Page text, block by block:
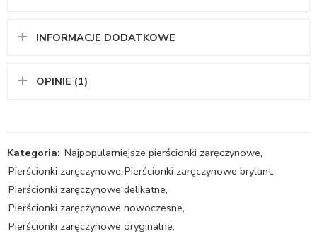
INFORMACJE DODATKOWE
OPINIE (1)
Kategoria: Najpopularniejsze pierścionki zaręczynowe,
Pierścionki zaręczynowe,Pierścionki zaręczynowe brylant,
Pierścionki zaręczynowe delikatne,
Pierścionki zaręczynowe nowoczesne,
Pierścionki zaręczynowe oryginalne,